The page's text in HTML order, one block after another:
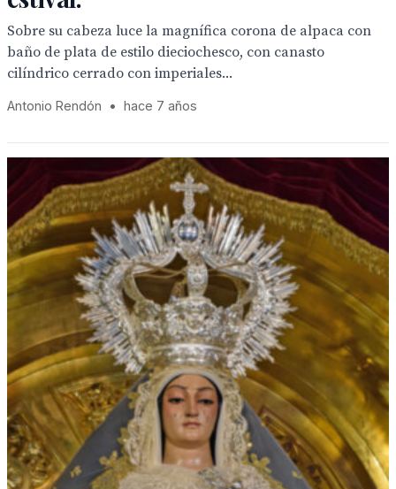
Sobre su cabeza luce la magnífica corona de alpaca con
baño de plata de estilo dieciochesco, con canasto
cilíndrico cerrado con imperiales...
Antonio Rendón • hace 7 años